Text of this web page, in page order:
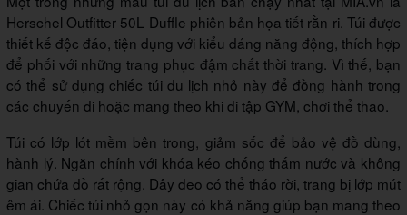
Herschel Outfitter 50L Duffle phiên bản họa tiết rằn ri. Túi được
thiết kế độc đáo, tiện dụng với kiểu dáng năng động, thích hợp
để phối với những trang phục đậm chất thời trang. Vì thế, bạn
có thể sử dụng chiếc túi du lịch nhỏ này để đồng hành trong
các chuyến đi hoặc mang theo khi đi tập GYM, chơi thể thao.
Túi có lớp lót mềm bên trong, giảm sốc để bảo vệ đồ dùng,
hành lý. Ngăn chính với khóa kéo chống thấm nước và không
gian chứa đồ rất rộng. Dây đeo có thể tháo rời, trang bị lớp mút
êm ái. Chiếc túi nhỏ gọn này có khả năng giúp bạn mang theo